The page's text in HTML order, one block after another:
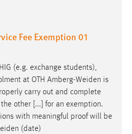
Fee Exemption 01
(e.g. exchange students),
at OTH Amberg-Weiden is
carry out and complete
other [...] for an exemption.
with meaningful proof will be
(date)